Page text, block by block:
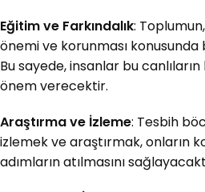
Eğitim ve Farkındalık:
önemi ve korunması
Bu sayede, insanlar bu
önem verecektir.
Araştırma ve İzleme: Tesbih
izlemek ve araştırmak, onların
adımların atılmasını